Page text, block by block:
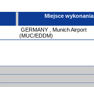
Miejsce wykonania
GERMANY
Munich Airport
(MUC/EDDM)